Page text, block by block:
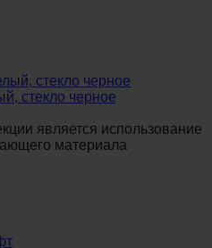
стекло черное
является использование
материала